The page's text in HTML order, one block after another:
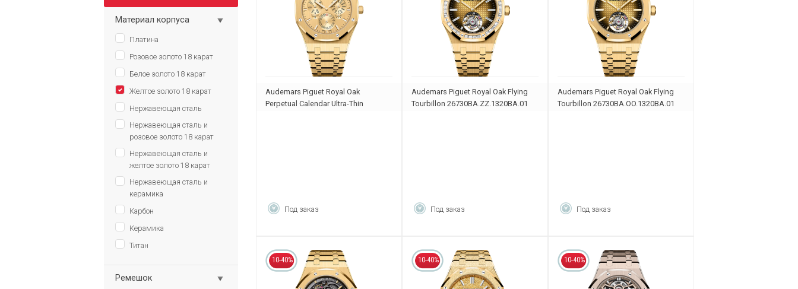
Материал корпуса
Платина
Розовое золото 18 карат
Белое золото 18 карат
Желтое золото 18 карат
Нержавеющая сталь
Нержавеющая сталь и
розовое золото 18 карат
Нержавеющая сталь и
желтое золото 18 карат
Нержавеющая сталь и
керамика
Карбон
Керамика
Титан
Ремешок
Audemars Piguet Royal Oak
Perpetual Calendar Ultra-Thin
Под заказ
Audemars Piguet Royal Oak Flying
Tourbillon 26730BA.ZZ.1320BA.01
Под заказ
Audemars Piguet Royal Oak Flying
Tourbillon 26730BA.OO.1320BA.01
Под заказ
10-40% 10-40% 10-40%